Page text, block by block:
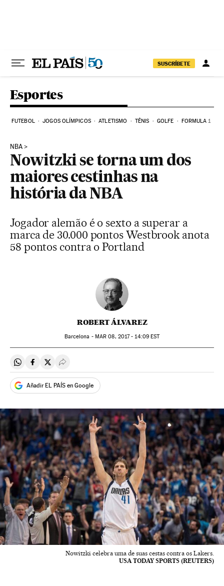
SUSCRÍBETE
Esportes
FUTEBOL JOGOS OLÍMPICOS ATLETISMO TÊNIS GOLFE FORMULA 1
NBA
Nowitzki se torna um dos
maiores cestinhas na
história da NBA
Jogador alemão é o sexto a superar a
marca de 30.000 pontos Westbrook anota
58 pontos contra o Portland
ROBERT ÁLVAREZ
Barcelona - MAR 08, 2017 - 14:09EST
Compartir en Whatsapp
Compartir en Facebook
Compartir en Twitter
Desplegar Redes Sociales
Añadir EL PAÍS en Google
Nowitzki celebra uma de suas cestas contra os Lakers.
USA TODAY SPORTS (REUTERS)